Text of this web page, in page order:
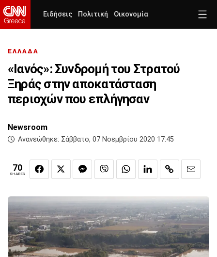
Ειδήσεις Πολιτική Οικονομία
ΕΛΛΑΔΑ
«Ιανός»: Συνδρομή του Στρατού
Ξηράς στην αποκατάσταση
περιοχών που επλήγησαν
Newsroom
Ανανεώθηκε: Σάββατο, 07 Νοεμβρίου 2020 17:45
70
SHARES